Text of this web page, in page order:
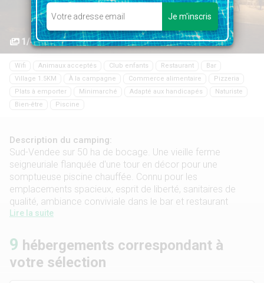
1/46
Wifi Animaux acceptés Club enfants Restaurant
Bar
Village 1.5KM
À la campagne Commerce alimentaire
Pizzeria
Plats à emporter
Minimarché Adapté aux handicapés
Naturiste
Bien-être
Piscine
Description du camping:
Sud-Vendee sur 50 ha de bocage. Une vieille ferme
seigneuriale flanquée d'une tour en décor pour une
somptueuse piscine chauffée. Connu pour les
emplacements spacieux, esprit de liberté, sanitaires de
qualité, ambiance conviviale dans le bar et restaurant
Lire la suite
9 hébergements correspondant à
votre sélection
Je m'inscris